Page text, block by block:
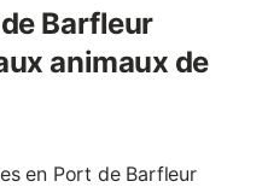
Barfleur
animaux de
en Port de Barfleur